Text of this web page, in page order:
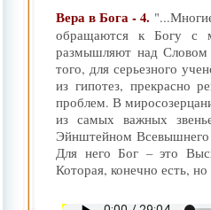
Вера в Бога - 4.
обращаются к Богу с
размышляют над
того, для серьезного
из гипотез, прекрасно
проблем. В
из самых важных
Эйнштейном Всевышнего
Для него Бог – это
Которая, конечно есть,